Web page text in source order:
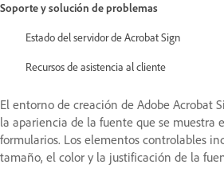
Soporte y solución de problemas
Estado del servidor de Acrobat Sign
Recursos de asistencia al cliente
El entorno de creación de Adobe Acrobat
la apariencia de la fuente que se muestra
formularios. Los elementos controlables
tamaño, el color y la justificación de la